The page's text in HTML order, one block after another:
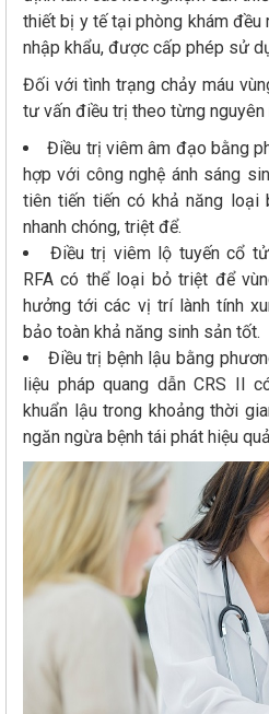
thiết bị y tế tại phòng khám
nhập khẩu, được cấp phép sử
Đối với tình trạng chảy máu
tư vấn điều trị theo từng nguyên
Điều trị viêm âm đạo bằng
hợp với công nghệ ánh sáng
tiên tiến tiến có khả năng loại
nhanh chóng, triệt để.
Điều trị viêm lộ tuyến cổ
RFA có thể loại bỏ triệt để
hưởng tới các vị trí lành tính
bảo toàn khả năng sinh sản tốt.
Điều trị bệnh lậu bằng
liệu pháp quang dẫn CRS II
khuẩn lậu trong khoảng thời
ngăn ngừa bệnh tái phát hiệu